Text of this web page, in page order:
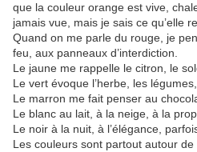
que la couleur orange est vive,
jamais vue, mais je sais ce qu’elle
Quand on me parle du rouge, je
feu, aux panneaux d’interdiction.
Le jaune me rappelle le citron, le
Le vert évoque l’herbe, les
Le marron me fait penser au
Le blanc au lait, à la neige, à la
Le noir à la nuit, à l’élégance,
Les couleurs sont partout autour